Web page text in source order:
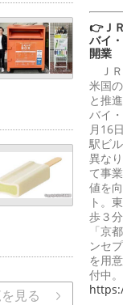
見る
👉Ｊ
バイ
開業
ＪＲ
米国
と推
バイ
月16
駅ビ
異な
て事
値を
ト。
歩３
「京
ンセ
を用
付中。